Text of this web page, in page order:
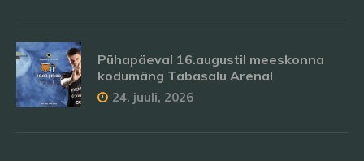
Pühapäeval 16.augustil meeskonna
kodumäng Tabasalu Arenal
24. juuli, 2026